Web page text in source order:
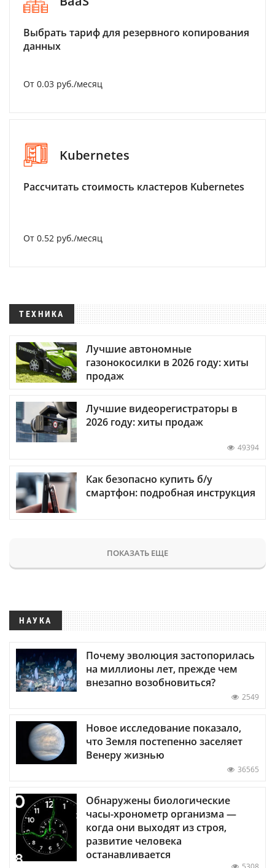
Выбрать тариф для резервного копирования
данных
От 0.03 руб./месяц
Kubernetes
Рассчитать стоимость кластеров Kubernetes
От 0.52 руб./месяц
ТЕХНИКА
Лучшие автономные
газонокосилки в 2026 году: хиты
продаж
Лучшие видеорегистраторы в
2026 году: хиты продаж
49394
Как безопасно купить б/у
смартфон: подробная инструкция
ПОКАЗАТЬ ЕЩЕ
НАУКА
Почему эволюция застопорилась
на миллионы лет, прежде чем
внезапно возобновиться?
2549
Новое исследование показало,
что Земля постепенно заселяет
Венеру жизнью
36565
Обнаружены биологические
часы-хронометр организма —
когда они выходят из строя,
развитие человека
останавливается